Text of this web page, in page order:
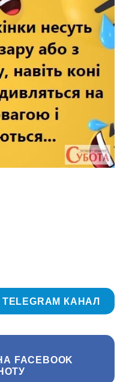
КАНАЛ
FACEBOOK